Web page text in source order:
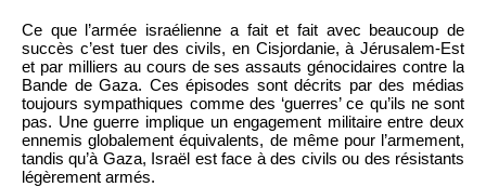
Ce que l’armée israélienne a fait et fait avec beaucoup de
succès c’est tuer des civils, en Cisjordanie, à Jérusalem-Est
et par milliers au cours de ses assauts génocidaires contre la
Bande de Gaza. Ces épisodes sont décrits par des médias
toujours sympathiques comme des ‘guerres’ ce qu’ils ne sont
pas. Une guerre implique un engagement militaire entre deux
ennemis globalement équivalents, de même pour l’armement,
tandis qu’à Gaza, Israël est face à des civils ou des résistants
légèrement armés.